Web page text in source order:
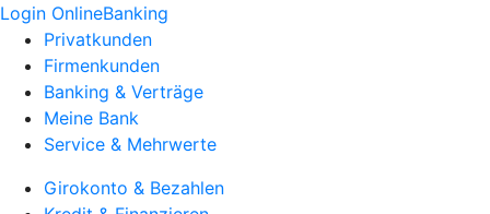
Login OnlineBanking
Privatkunden
Firmenkunden
Banking & Verträge
Meine Bank
Service & Mehrwerte
Girokonto & Bezahlen